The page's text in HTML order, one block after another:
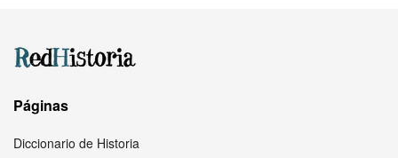
Páginas
Diccionario de Historia